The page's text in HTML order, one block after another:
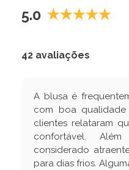
5.0
42 avaliações
A blusa é
com boa
clientes relataram
confortável.
considerado
para dias frios.